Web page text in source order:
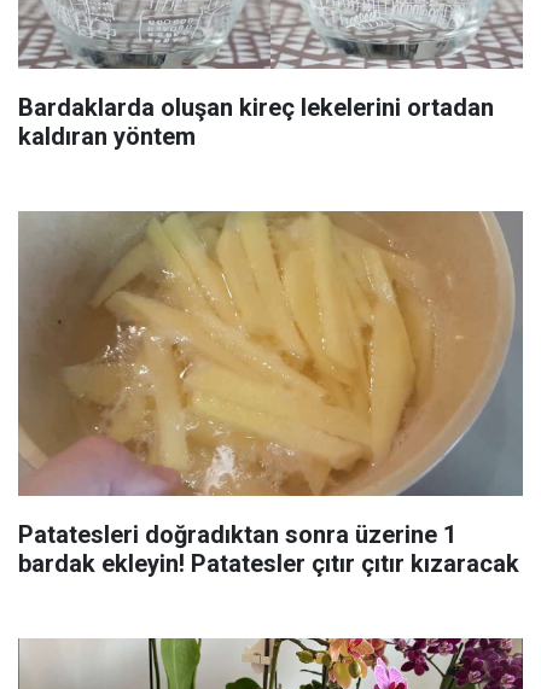
Bardaklarda oluşan kireç lekelerini ortadan
kaldıran yöntem
Patatesleri doğradıktan sonra üzerine 1
bardak ekleyin! Patatesler çıtır çıtır kızaracak